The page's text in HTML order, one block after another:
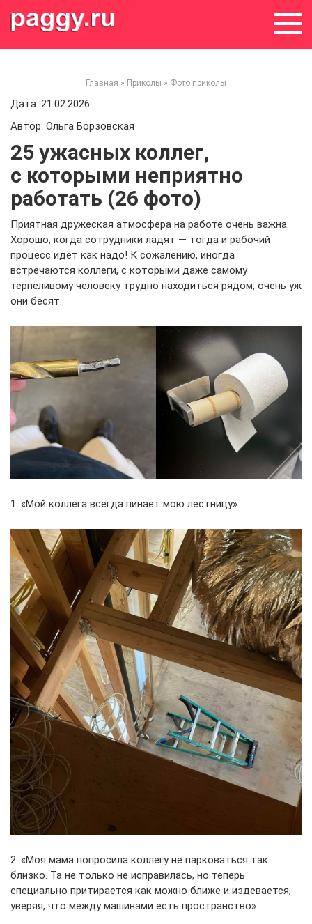
Главная » Приколы » Фото приколы
Дата: 21.02.2026
Автор: Ольга Борзовская
25 ужасных коллег,
с которыми неприятно
работать (26 фото)
Приятная дружеская атмосфера на работе очень важна.
Хорошо, когда сотрудники ладят — тогда и рабочий
процесс идёт как надо! К сожалению, иногда
встречаются коллеги, с которыми даже самому
терпеливому человеку трудно находиться рядом, очень уж
они бесят.
1. «Мой коллега всегда пинает мою лестницу»
2. «Моя мама попросила коллегу не парковаться так
близко. Та не только не исправилась, но теперь
специально притирается как можно ближе и издевается,
уверяя, что между машинами есть пространство»